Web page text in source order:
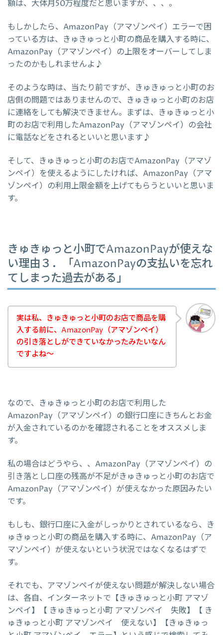
額は、大体月50万程度だと思いますが、、、。
もしかしたら、AmazonPay（アマゾンペイ）エラーで困
っている方は、きゅきゅっと小町の商品を購入する時に、
AmazonPay（アマゾンペイ）の上限をオーバーしてしま
ったのかもしれませんよ♪
そのような時は、当たり前ですが、きゅきゅっと小町のお
店側の問題ではありませんので、きゅきゅっと小町のお店
に連絡をしても解決できません。まずは、きゅきゅっと小
町のお店で利用したAmazonPay（アマゾンペイ）の会社
に電話などをされるといいと思います♪
そして、きゅきゅっと小町のお店でAmazonPay（アマゾ
ンペイ）を使えるようにしたければ、AmazonPay（アマ
ゾンペイ）の利用上限金額を上げてもらうといいと思いま
す。
きゅきゅっと小町でAmazonPayが使えな
い理由３．「AmazonPayの支払いを忘れ
てしまった過去がある」
実は私、きゅきゅっと小町のお店で商品を購
入する前に、AmazonPay（アマゾンペイ）
の引き落としができていなかったみたいなん
ですよね～
なので、きゅきゅっと小町のお店で利用した
AmazonPay（アマゾンペイ）の銀行口座にきちんとお金
が入金されているのかを確認されることをオススメしま
す。
私の場合はどうやら、、AmazonPay（アマゾンペイ）の
引き落とし口座の残高が不足がきゅきゅっと小町のお店で
AmazonPay（アマゾンペイ）が使えなかった原因みたい
です。
もしも、銀行口座に入金がしっかりとされているなら、き
ゅきゅっと小町の商品を購入する時に、AmazonPay（ア
マゾンペイ）が使えないという状況ではなくなるはずで
す。
それでも、アマゾンペイが使えない問題が解決しない場合
は、各自、インターネットで【きゅきゅっと小町 アマゾ
ンペイ】【 きゅきゅっと小町 アマゾンペイ 失敗】【 き
ゅきゅっと小町 アマゾンペイ 使えない】【きゅきゅっ